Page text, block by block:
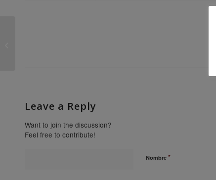
Leave a Reply
Want to join the discussion?
Feel free to contribute!
Nombre *